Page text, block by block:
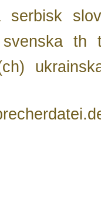
serbisk
svenska th